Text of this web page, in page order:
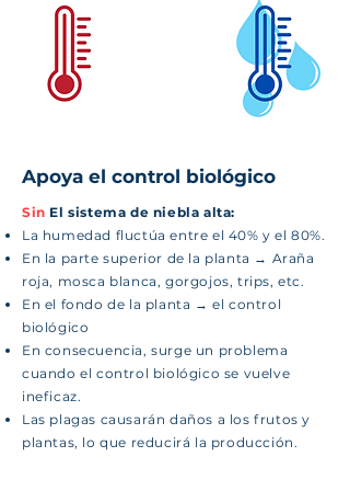
Apoya el control biológico
Sin El sistema de niebla alta:
La humedad fluctúa entre el 40% y el 80%.
En la parte superior de la planta → Araña
roja, mosca blanca, gorgojos, trips, etc.
En el fondo de la planta → el control
biológico
En consecuencia, surge un problema
cuando el control biológico se vuelve
ineficaz.
Las plagas causarán daños a los frutos y
plantas, lo que reducirá la producción.